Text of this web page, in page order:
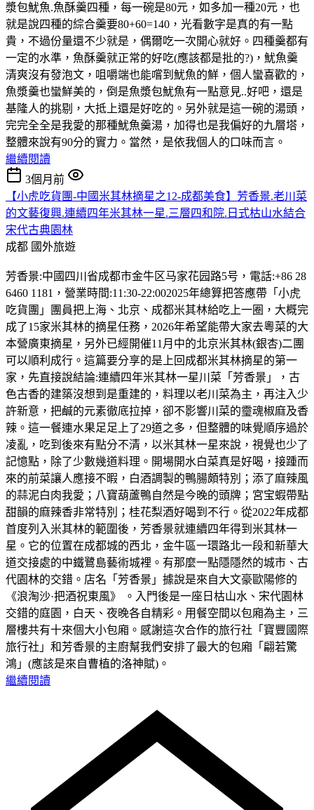
漿包魷魚.魚酥羹四種，每一碗是80元，如多加一種20元，也
就是說四種的綜合羹要80+60=140，光看數字是真的有一點
貴，不過份量還不少就是，偶爾吃一次開心就好。四種羹都有
一定的水準，魚酥羹就正常的好吃(應該都是批的?)，魷魚羹
清爽沒有發泡文，咀嚼端也能嚐到魷魚的鮮，個人蠻喜歡的，
魚漿羹也蠻鮮美的，倒是魚漿包魷魚有一點意見..好吧，還是
基隆人的挑剔，大抵上還是好吃的。另外就是這一碗的湯頭，
完完全全是我愛的那種魷魚羹湯，加得也是我偏好的九層塔，
整體來說有90分的實力。當然，是依我個人的口味而言。
繼續閱讀
3個月前
【小虎吃貨團-中國米其林摘星之12-成都美食】芳香景.老川菜
的文藝復興.連續四年米其林一星.三層四和院.日式枯山水結合
宋代古典園林
成都 國外旅遊
芳香景:中國四川省成都市金牛区马家花园路5号，電話:+86 28
6460 1181，營業時間:11:30-22:002025年總算把答應帶「小虎
吃貨團」團員把上海、北京、成都米其林給吃上一圈，大概完
成了15家米其林的摘星任務，2026年希望能帶大家去粵菜的大
本營廣東摘星，另外已經開催11月中的北京米其林(銀杏)二團
可以順利成行。這篇要分享的是上回成都米其林摘星的第一
家，先直接說結論:連續四年米其林一星川菜「芳香景」，古
色古香的建築沒想到是重建的，料理以老川菜為主，再注入少
許新意，把鹹的元素徹底拉掉，卻不影響川菜的𩆜魂椒麻及香
辣。這一餐連水果足足上了29道之多，但整體的味覺順序過於
凌亂，吃到後來有點分不清，以米其林一星來說，視覺也少了
記憶點，除了少數幾道料理。開場開水白菜真是好喝，接踵而
來的前菜讓人應接不暇，白酒調製的鴨腸頗特別；添了麻辣風
的蒜泥白肉我愛；八寶葫蘆鴨自然是今晚的頭牌；宮宝蝦帶點
甜韻的麻辣香非常特別；桂花梨酒好喝到不行。從2022年成都
首度列入米其林的範圍後，芳香景就連續四年得到米其林一
星。它的位置在成都城的西北，金牛區一環路北一段和新華大
道交接處的中鐵鷺島藝術城裡。有那麼一點隱隱然的城市、古
代園林的交錯。店名「芳香景」據說是來自大文豪歐陽修的
《浪淘沙·把酒祝東風》 。入門後是一座日枯山水、宋代園林
交錯的庭園，白天、夜晚各自精彩。用餐空間以包廂為主，三
層樓共有十來個大小包廂。感謝這次合作的旅行社「寶豐國際
旅行社」和芳香景的主廚幫我們安排了最大的包廂「翩若驚
鴻」(應該是來自曹植的洛神賦)。
繼續閱讀